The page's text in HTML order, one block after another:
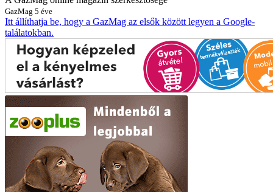
GazMag 5 éve
Itt állíthatja be, hogy a GazMag az elsők között legyen a Google-
találatokban.